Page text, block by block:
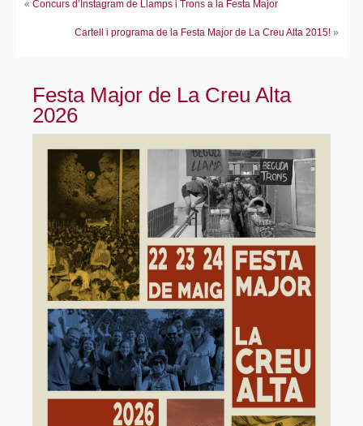
« Concurs d’Instagram de Llamps i Trons a la Festa Major
Cartell i programa de la Festa Major de La Creu Alta 2015! »
Festa Major de La Creu Alta
2026